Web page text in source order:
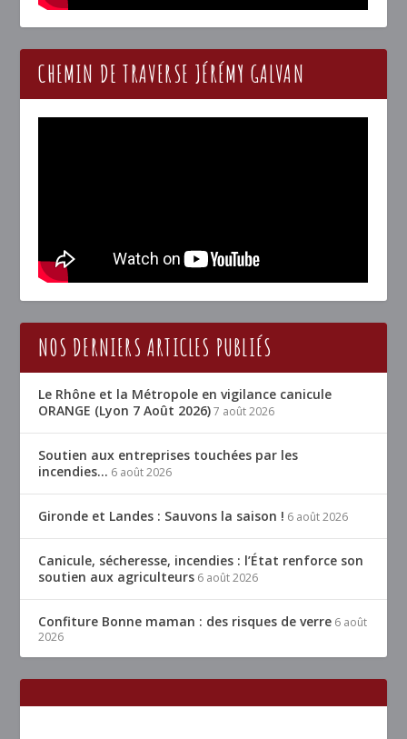
CHEMIN DE TRAVERSE JÉRÉMY GALVAN
NOS DERNIERS ARTICLES PUBLIÉS
Le Rhône et la Métropole en vigilance canicule
ORANGE (Lyon 7 Août 2026) 7 août 2026
Soutien aux entreprises touchées par les
incendies… 6 août 2026
Gironde et Landes : Sauvons la saison ! 6 août 2026
Canicule, sécheresse, incendies : l’État renforce son
soutien aux agriculteurs 6 août 2026
Confiture Bonne maman : des risques de verre 6 août
2026